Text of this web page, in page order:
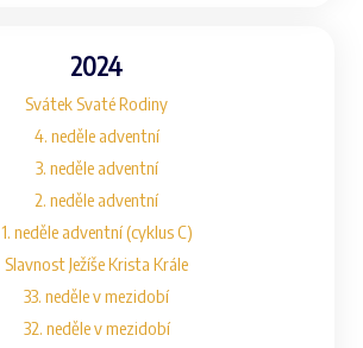
2024
Svátek Svaté Rodiny
4. neděle adventní
3. neděle adventní
2. neděle adventní
1. neděle adventní (cyklus C)
Slavnost Ježíše Krista Krále
33. neděle v mezidobí
32. neděle v mezidobí